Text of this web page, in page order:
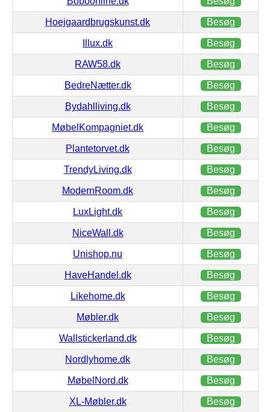
Hoejgaardbrugskunst.dk Besøg
Illux.dk Besøg
RAW58.dk Besøg
BedreNætter.dk Besøg
Bydahlliving.dk Besøg
MøbelKompagniet.dk Besøg
Plantetorvet.dk Besøg
TrendyLiving.dk Besøg
ModernRoom.dk Besøg
LuxLight.dk Besøg
NiceWall.dk Besøg
Unishop.nu Besøg
HaveHandel.dk Besøg
Likehome.dk Besøg
Møbler.dk Besøg
Wallstickerland.dk Besøg
Nordlyhome.dk Besøg
MøbelNord.dk Besøg
XL-Møbler.dk Besøg